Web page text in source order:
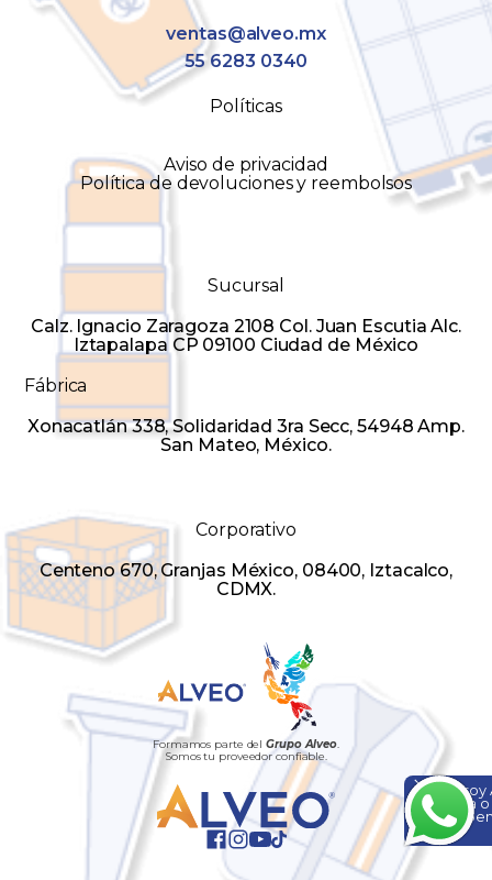
ventas@alveo.mx
55 6283 0340
Políticas
Aviso de privacidad
Política de devoluciones y reembolsos
Sucursal
Calz. Ignacio Zaragoza 2108 Col. Juan Escutia Alc.
Iztapalapa CP 09100 Ciudad de México
Fábrica
Xonacatlán 338, Solidaridad 3ra Secc, 54948 Amp.
San Mateo, México.
Corporativo
Centeno 670, Granjas México, 08400, Iztacalco,
CDMX.
Formamos parte delGrupo Alveo.
Somos tu proveedor confiable.
Hola, soy
ayuda